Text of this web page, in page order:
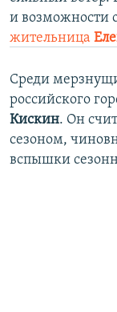
и возможности
жительница
Среди
российского
Кискин. Он
сезоном,
вспышки